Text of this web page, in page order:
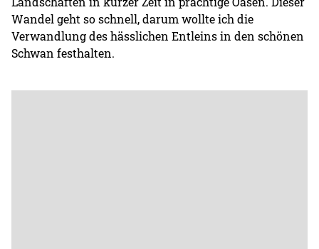
Wandel geht so schnell, darum wollte ich die
Verwandlung des hässlichen Entleins in den schönen
Schwan festhalten.